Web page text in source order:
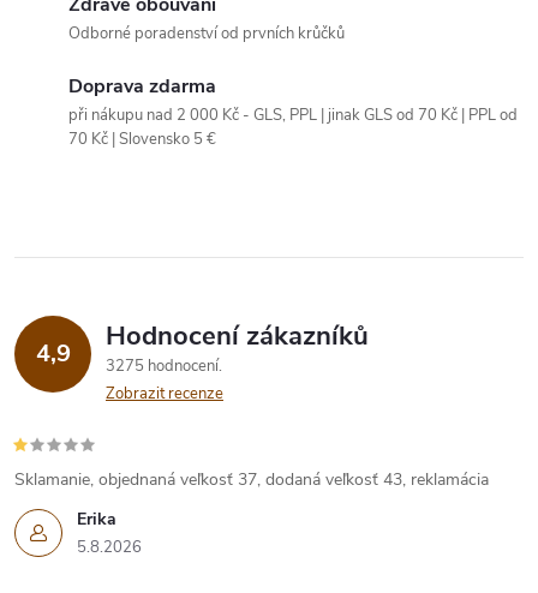
k
y
v
ý
p
Odborné poradenství od prvních krůčků
Doprava zdarma
při nákupu nad 2 000 Kč - GLS, PPL | jinak GLS od 70 Kč | PPL od
70 Kč | Slovensko 5 €
4,9 Hodnocení zákazníků
3275 hodnocení
Zobrazit recenze
Erika
5.8.2026
Sklamanie, objednaná veľkosť 37, dodaná veľkosť 43, reklamácia